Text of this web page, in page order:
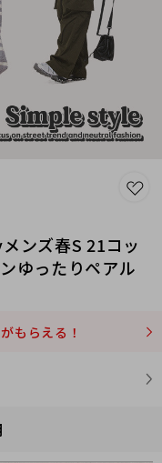
ズ春S 21コッ
ゆったりペアル
もらえる！